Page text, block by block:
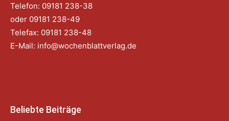
Telefon: 09181 238-38
oder 09181 238-49
Telefax: 09181 238-48
E-Mail: info@wochenblattverlag.de
Beliebte Beiträge